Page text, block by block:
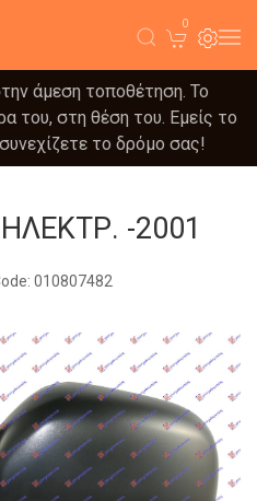
0
άμεση τοποθέτηση. Το
του, στη θέση του. Εμείς το
το δρόμο σας!
-2001
010807482